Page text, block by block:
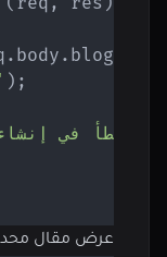
. body . blog
) ;
عرض مقال